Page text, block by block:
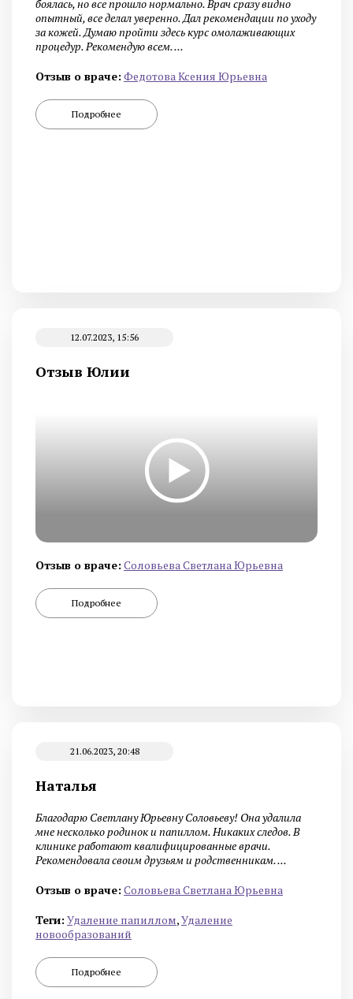
боялась, но все прошло нормально. Врач сразу видно
опытный, все делал уверенно. Дал рекомендации по уходу
за кожей. Думаю пройти здесь курс омолаживающих
процедур. Рекомендую всем. ...
Отзыв о враче: Федотова Ксения Юрьевна
Подробнее
12.07.2023, 15:56
Отзыв Юлии
Отзыв о враче: Cоловьева Cветлана Юрьевна
Подробнее
21.06.2023, 20:48
Наталья
Благодарю Светлану Юрьевну Соловьеву! Она удалила
мне несколько родинок и папиллом. Никаких следов. В
клинике работают квалифицированные врачи.
Рекомендовала своим друзьям и родственникам. ...
Отзыв о враче: Cоловьева Cветлана Юрьевна
Теги: Удаление папиллом,Удаление
новообразований
Подробнее